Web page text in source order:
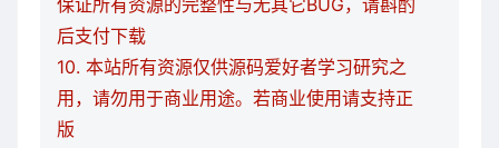
保证所有资源的完整性与无其它BUG，请斟酌
后支付下载
10. 本站所有资源仅供源码爱好者学习研究之
用，请勿用于商业用途。若商业使用请支持正
版